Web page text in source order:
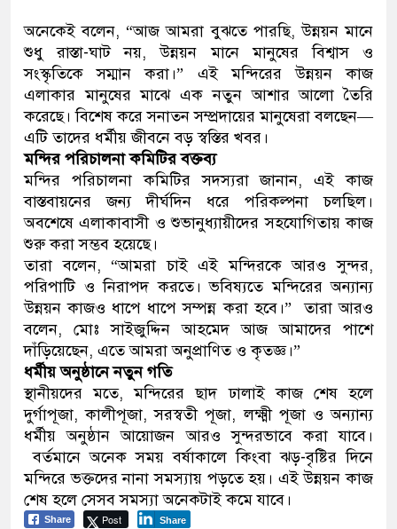
অনেকেই বলেন, “আজ আমরা বুঝতে পারছি, উন্নয়ন মানে
শুধু রাস্তা-ঘাট নয়, উন্নয়ন মানে মানুষের বিশ্বাস ও
সংস্কৃতিকে সম্মান করা।” এই মন্দিরের উন্নয়ন কাজ
এলাকার মানুষের মাঝে এক নতুন আশার আলো তৈরি
করেছে। বিশেষ করে সনাতন সম্প্রদায়ের মানুষেরা বলছেন—
এটি তাদের ধর্মীয় জীবনে বড় স্বস্তির খবর।
মন্দির পরিচালনা কমিটির বক্তব্য
মন্দির পরিচালনা কমিটির সদস্যরা জানান, এই কাজ
বাস্তবায়নের জন্য দীর্ঘদিন ধরে পরিকল্পনা চলছিল।
অবশেষে এলাকাবাসী ও শুভানুধ্যায়ীদের সহযোগিতায় কাজ
শুরু করা সম্ভব হয়েছে।
তারা বলেন, “আমরা চাই এই মন্দিরকে আরও সুন্দর,
পরিপাটি ও নিরাপদ করতে। ভবিষ্যতে মন্দিরের অন্যান্য
উন্নয়ন কাজও ধাপে ধাপে সম্পন্ন করা হবে।” তারা আরও
বলেন, মোঃ সাইজুদ্দিন আহমেদ আজ আমাদের পাশে
দাঁড়িয়েছেন, এতে আমরা অনুপ্রাণিত ও কৃতজ্ঞ।”
ধর্মীয় অনুষ্ঠানে নতুন গতি
স্থানীয়দের মতে, মন্দিরের ছাদ ঢালাই কাজ শেষ হলে
দুর্গাপূজা, কালীপূজা, সরস্বতী পূজা, লক্ষ্মী পূজা ও অন্যান্য
ধর্মীয় অনুষ্ঠান আয়োজন আরও সুন্দরভাবে করা যাবে।
বর্তমানে অনেক সময় বর্ষাকালে কিংবা ঝড়-বৃষ্টির দিনে
মন্দিরে ভক্তদের নানা সমস্যায় পড়তে হয়। এই উন্নয়ন কাজ
শেষ হলে সেসব সমস্যা অনেকটাই কমে যাবে।
Share Post Share